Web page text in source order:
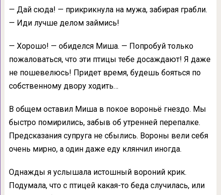
— Дай сюда! — прикрикнула на мужа, забирая грабли.
— Иди лучше делом займись!
— Хорошо! — обиделся Миша. — Попробуй только
пожаловаться, что эти птицы тебе досаждают! Я даже
не пошевелюсь! Придет время, будешь бояться по
собственному двору ходить…
В общем оставил Миша в покое вороньё гнездо. Мы
быстро помирились, забыв об утренней перепалке.
Предсказания супруга не сбылись. Вороны вели себя
очень мирно, а один даже еду клянчил иногда.
Однажды я услышала истошный вороний крик.
Подумала, что с птицей какая-то беда случилась, или